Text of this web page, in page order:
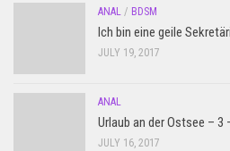
ANAL / BDSM
Ich bin eine geile
JULY 19, 2017
ANAL
Urlaub an der Ostsee – 3
JULY 16, 2017